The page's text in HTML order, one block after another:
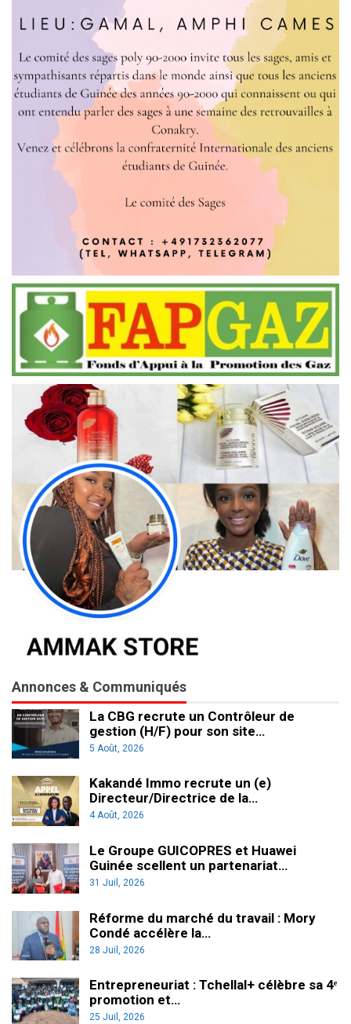
Annonces & Communiqués
La CBG recrute un Contrôleur de
gestion (H/F) pour son site…
5 Août, 2026
Kakandé Immo recrute un (e)
Directeur/Directrice de la…
4 Août, 2026
Le Groupe GUICOPRES et Huawei
Guinée scellent un partenariat…
31 Juil, 2026
Réforme du marché du travail : Mory
Condé accélère la…
28 Juil, 2026
Entrepreneuriat : Tchellal+ célèbre sa 4ᵉ
promotion et…
25 Juil, 2026